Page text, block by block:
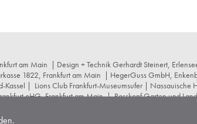
am Main | Design + Technik Gerhardt Steinert,
1822, Frankfurt am Main | HegerGuss GmbH,
Kassel | Lions Club Frankfurt-Museumsufer| Nassauische
oHG, Frankfurt am Main|Rosskopf Garten und
Stiftung, Stuttgart